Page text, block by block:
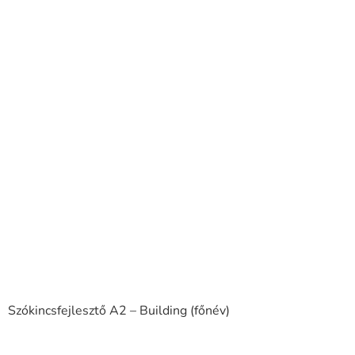
Szókincsfejlesztő A2 – Building (főnév)